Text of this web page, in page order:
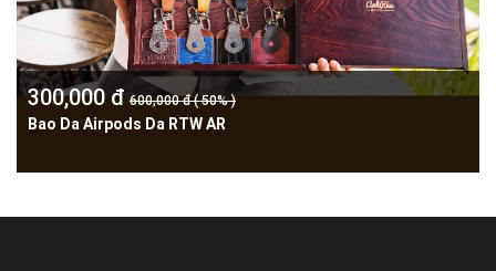
300,000 đ600,000 đ ( 50% )
Bao Da Airpods Da RTW AR